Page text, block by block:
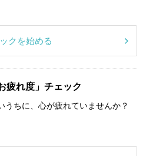
クを始める
疲れ度」チェック
うちに、心が疲れていませんか？